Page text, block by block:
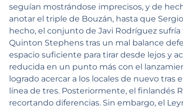
seguían mostrándose imprecisos, y de
anotar el triple de Bouzán, hasta que
hecho, el conjunto de Javi Rodríguez
Quinton Stephens tras un mal balance
espacio suficiente para tirar desde lejos y
reducida en un punto más con el
logrado acercar a los locales de nuevo
línea de tres. Posteriormente, el finlandés
recortando diferencias. Sin embargo, el